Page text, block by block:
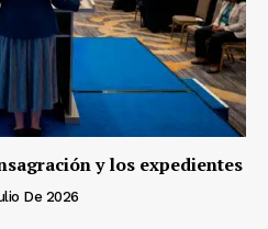
y los expedientes
De 2026